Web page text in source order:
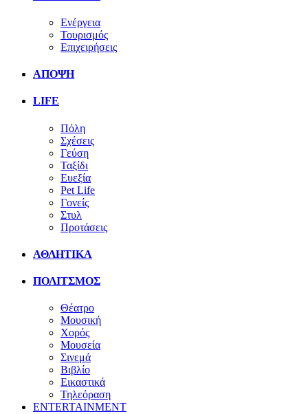
Ενέργεια
Τουρισμός
Επιχειρήσεις
ΑΠΟΨΗ
LIFE
Πόλη
Σχέσεις
Γεύση
Ταξίδι
Ευεξία
Pet Life
Γονείς
Στυλ
Προτάσεις
ΑΘΛΗΤΙΚΑ
ΠΟΛΙΤΣΜΟΣ
Θέατρο
Μουσική
Χορός
Μουσεία
Σινεμά
Βιβλίο
Εικαστικά
Τηλεόραση
ENTERTAINMENT